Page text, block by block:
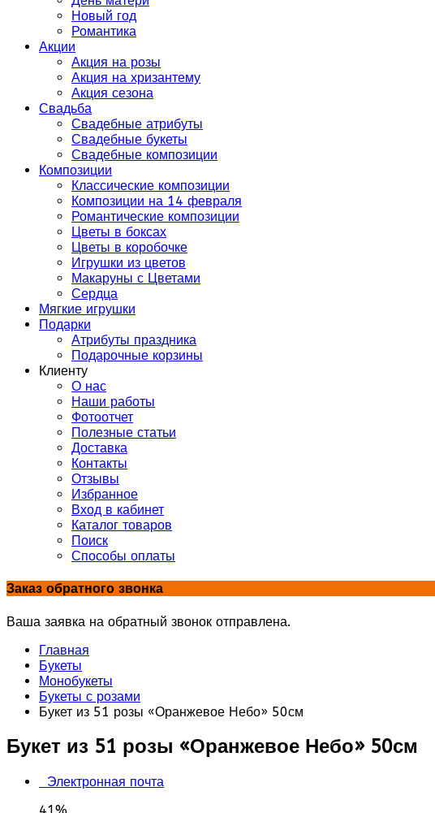
Новый год
Романтика
Акции
Акция на розы
Акция на хризантему
Акция сезона
Свадьба
Свадебные атрибуты
Свадебные букеты
Свадебные композиции
Композиции
Классические композиции
Композиции на 14 февраля
Романтические композиции
Цветы в боксах
Цветы в коробочке
Игрушки из цветов
Макаруны с Цветами
Сердца
Мягкие игрушки
Подарки
Атрибуты праздника
Подарочные корзины
Клиенту
О нас
Наши работы
Фотоотчет
Полезные статьи
Доставка
Контакты
Отзывы
Избранное
Вход в кабинет
Каталог товаров
Поиск
Способы оплаты
Заказ обратного звонка
Ваша заявка на обратный звонок отправлена.
Главная
Букеты
Монобукеты
Букеты с розами
Букет из 51 розы «Оранжевое Небо» 50см
Букет из 51 розы «Оранжевое Небо» 50см
Электронная почта